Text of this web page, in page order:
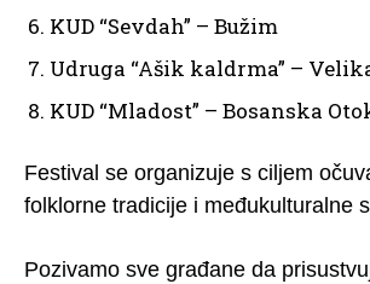
KUD “Sevdah” – Bužim
Udruga “Ašik kaldrma” –
KUD “Mladost” – Bosanska
Festival se organizuje s ciljem
folklorne tradicije i međukulturalne
Pozivamo sve građane da